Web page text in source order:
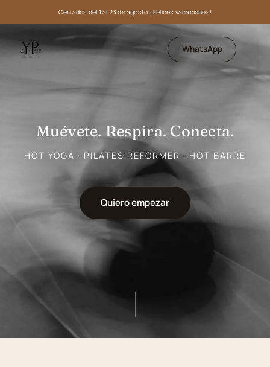
Cerrados del 1 al 23 de agosto. ¡Felices vacaciones!
WhatsApp
Muévete. Respira. Conecta.
HOT YOGA · PILATES REFORMER · HOT BARRE
Quiero empezar